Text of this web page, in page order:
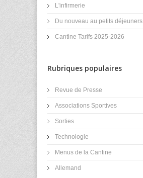
L'infirmerie
Du nouveau au petits déjeuners
Cantine Tarifs 2025-2026
Rubriques populaires
Revue de Presse
Associations Sportives
Sorties
Technologie
Menus de la Cantine
Allemand